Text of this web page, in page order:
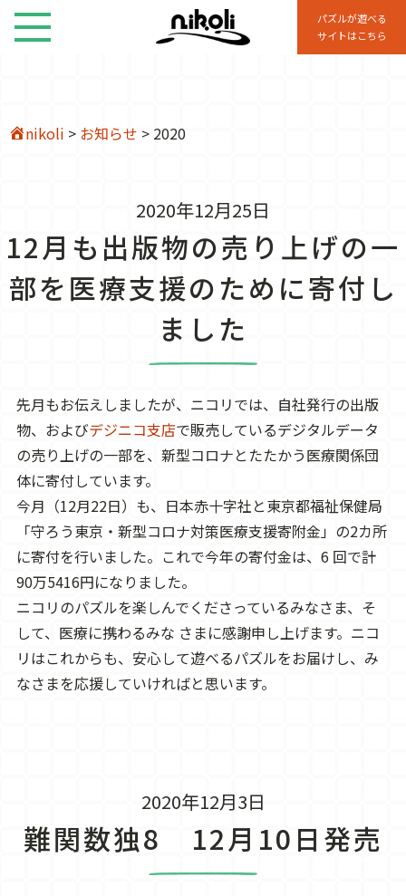
パズルが遊べる
サイトはこちら
nikoli > お知らせ > 2020
2020年12月25日
12月も出版物の売り上げの一
部を医療支援のために寄付し
ました
先月もお伝えしましたが、ニコリでは、自社発行の出版
物、およびデジニコ支店で販売しているデジタルデータ
の売り上げの一部を、新型コロナとたたかう医療関係団
体に寄付しています。
今月（12月22日）も、日本赤十字社と東京都福祉保健局
「守ろう東京・新型コロナ対策医療支援寄附金」の2カ所
に寄付を行いました。これで今年の寄付金は、6 回で計
90万5416円になりました。
ニコリのパズルを楽しんでくださっているみなさま、そ
して、医療に携わるみな さまに感謝申し上げます。ニコ
リはこれからも、安心して遊べるパズルをお届けし、み
なさまを応援していければと思います。
2020年12月3日
難関数独8 12月10日発売